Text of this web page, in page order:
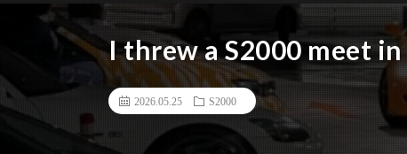
I threw a S2000 meet
2026.05.25 S2000